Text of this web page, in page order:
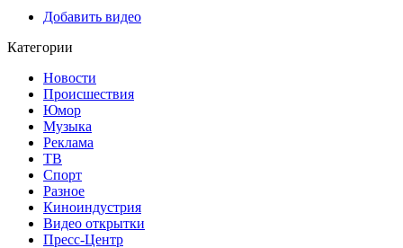
Добавить видео
Категории
Новости
Происшествия
Юмор
Музыка
Реклама
ТВ
Спорт
Разное
Киноиндустрия
Видео открытки
Пресс-Центр